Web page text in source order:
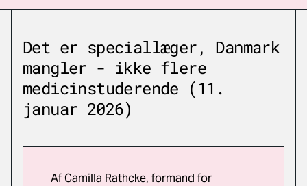
Det er speciallæger, Danmark
mangler - ikke flere
medicinstuderende (11.
januar 2026)
Af Camilla Rathcke, formand for